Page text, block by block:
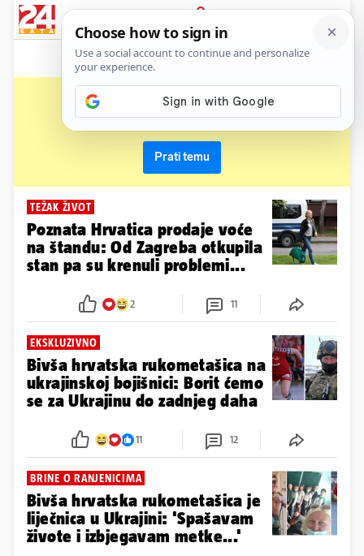
PRIJAVA
News
rukometašica
Prati temu
TEŽAK ŽIVOT
Poznata Hrvatica prodaje voće
na štandu: Od Zagreba otkupila
stan pa su krenuli problemi...
2 11
EKSKLUZIVNO
Bivša hrvatska rukometašica na
ukrajinskoj bojišnici: Borit ćemo
se za Ukrajinu do zadnjeg daha
11 12
BRINE O RANJENICIMA
Bivša hrvatska rukometašica je
liječnica u Ukrajini: 'Spašavam
živote i izbjegavam metke...'